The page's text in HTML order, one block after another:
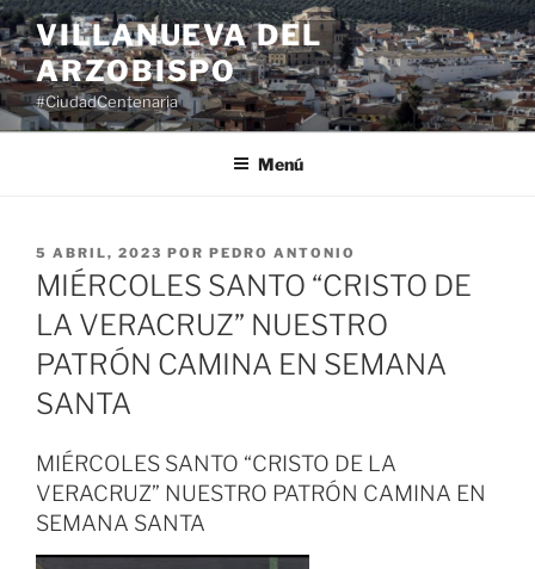
Saltar
al
contenido
VILLANUEVA DEL
ARZOBISPO
#CiudadCentenaria
Menú
PUBLICADO
EL
5 ABRIL, 2023 POR PEDRO ANTONIO
MIÉRCOLES SANTO “CRISTO DE
LA VERACRUZ” NUESTRO
PATRÓN CAMINA EN SEMANA
SANTA
MIÉRCOLES SANTO “CRISTO DE LA
VERACRUZ” NUESTRO PATRÓN CAMINA EN
SEMANA SANTA